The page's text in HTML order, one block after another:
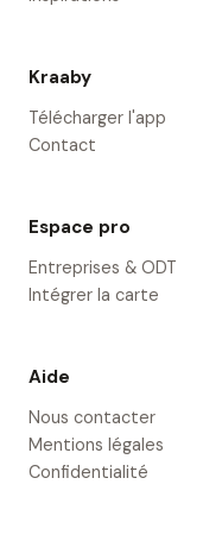
Kraaby
Télécharger l'app
Contact
Espace pro
Entreprises & ODT
Intégrer la carte
Aide
Nous contacter
Mentions légales
Confidentialité